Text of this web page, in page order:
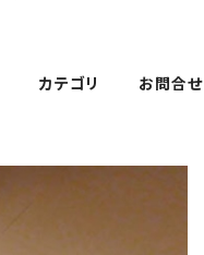
カテゴリ お問合せ